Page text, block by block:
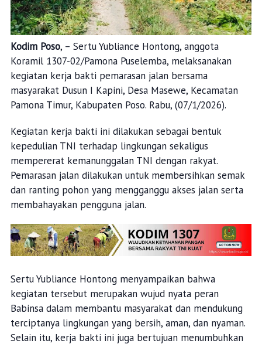
Kodim Poso, – Sertu Yubliance Hontong, anggota
Koramil 1307-02/Pamona Puselemba, melaksanakan
kegiatan kerja bakti pemarasan jalan bersama
masyarakat Dusun I Kapini, Desa Masewe, Kecamatan
Pamona Timur, Kabupaten Poso. Rabu, (07/1/2026).
Kegiatan kerja bakti ini dilakukan sebagai bentuk
kepedulian TNI terhadap lingkungan sekaligus
mempererat kemanunggalan TNI dengan rakyat.
Pemarasan jalan dilakukan untuk membersihkan semak
dan ranting pohon yang mengganggu akses jalan serta
membahayakan pengguna jalan.
Sertu Yubliance Hontong menyampaikan bahwa
kegiatan tersebut merupakan wujud nyata peran
Babinsa dalam membantu masyarakat dan mendukung
terciptanya lingkungan yang bersih, aman, dan nyaman.
Selain itu, kerja bakti ini juga bertujuan menumbuhkan